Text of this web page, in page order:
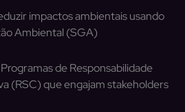
impactos ambientais usando
Ambiental (SGA)
de Responsabilidade
(RSC) que engajam stakeholders